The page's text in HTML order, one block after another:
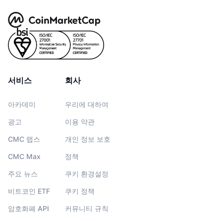
서비스
아카데미
광고
CMC 랩스
CMC Max
주요 뉴스
비트코인 ETF
암호화폐 API
회사
우리에 대하여
이용 약관
개인 정보 보호
정책
쿠키 환경설정
쿠키 정책
커뮤니티 규칙